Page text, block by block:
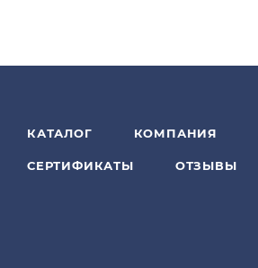
КАТАЛОГ КОМПАНИЯ
СЕРТИФИКАТЫ ОТЗЫВЫ